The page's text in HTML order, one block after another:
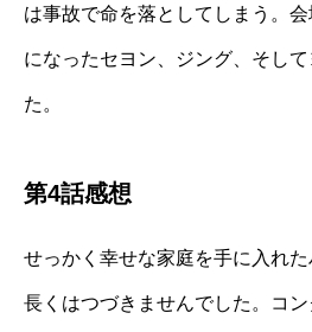
は事故で命を落としてしまう。
になったセヨン、ジング、そし
た。
第4話感想
せっかく幸せな家庭を手に入れ
長くはつづきませんでした。コ